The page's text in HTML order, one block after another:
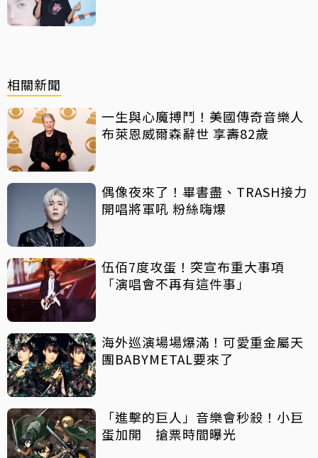
相關新聞
一生與心魔搏鬥！美國傳奇音樂人
布萊恩威爾森辭世 享壽82歲
偶像夜來了！畢書盡、TRASH接力
開唱將軍吼 粉絲嗨爆
伍佰7度攻蛋！突宣布重大事項
「演唱會不再有這件事」
海外巡演場場爆滿！可愛重金屬天
團BABYMETAL要來了
「進擊的巨人」音樂會秒殺！小巨
蛋加開 搶票時間曝光